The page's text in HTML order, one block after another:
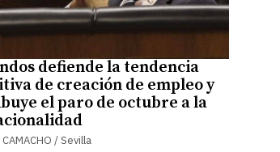
defiende la tendencia
de creación de empleo y
el paro de octubre a la
CAMACHO / Sevilla